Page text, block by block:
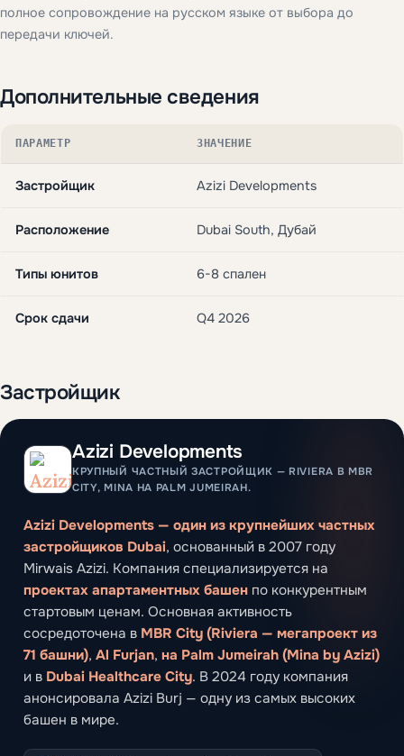
полное сопровождение на русском языке от выбора до
передачи ключей.
Дополнительные сведения
ПАРАМЕТР ЗНАЧЕНИЕ
Застройщик Azizi Developments
Расположение Dubai South, Дубай
Типы юнитов 6-8 спален
Срок сдачи Q4 2026
Застройщик
Azizi Developments
КРУПНЫЙ ЧАСТНЫЙ ЗАСТРОЙЩИК — RIVIERA В MBR
CITY, MINA НА PALM JUMEIRAH.
Azizi Developments — один из крупнейших частных
застройщиков Dubai, основанный в 2007 году
Mirwais Azizi. Компания специализируется на
проектах апартаментных башен по конкурентным
стартовым ценам. Основная активность
сосредоточена в MBR City (Riviera — мегапроект из
71 башни), Al Furjan, на Palm Jumeirah (Mina by Azizi)
и в Dubai Healthcare City. В 2024 году компания
анонсировала Azizi Burj — одну из самых высоких
башен в мире.